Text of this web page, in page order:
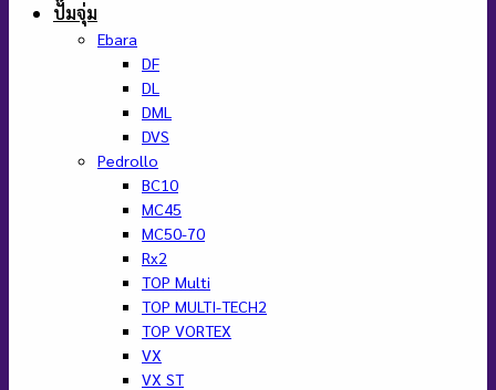
ปั๊มจุ่ม
Ebara
DF
DL
DML
DVS
Pedrollo
BC10
MC45
MC50-70
Rx2
TOP Multi
TOP MULTI-TECH2
TOP VORTEX
VX
VX ST